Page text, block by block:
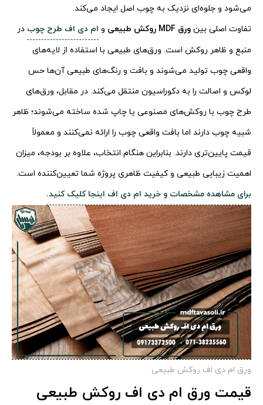
می‌شود و جلوه‌ای نزدیک به چوب اصل ایجاد می‌کند.
تفاوت اصلی بین ورق MDF روکش طبیعی و ام دی اف طرح چوب در
منبع و ظاهر روکش است. ورق‌های طبیعی با استفاده از لایه‌های
واقعی چوب تولید می‌شوند و بافت و رنگ‌های طبیعی آن‌ها حس
لوکس و اصالت را به دکوراسیون منتقل می‌کند. در مقابل، ورق‌های
طرح چوب با روکش‌های مصنوعی یا چاپ شده ساخته می‌شوند؛ ظاهر
شبیه چوب دارند اما بافت واقعی چوب را ارائه نمی‌کنند و معمولاً
قیمت پایین‌تری دارند. بنابراین هنگام انتخاب، علاوه بر بودجه، میزان
اهمیت زیبایی طبیعی و کیفیت ظاهری پروژه شما تعیین‌کننده است.
برای مشاهده مشخصات و خرید ام دی اف اینجا کلیک کنید.
ورق ام دی اف روکش طبیعی
قیمت ورق ام دی اف روکش طبیعی